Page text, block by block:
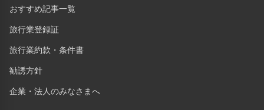
おすすめ記事一覧
旅行業登録証
旅行業約款・条件書
勧誘方針
企業・法人のみなさまへ